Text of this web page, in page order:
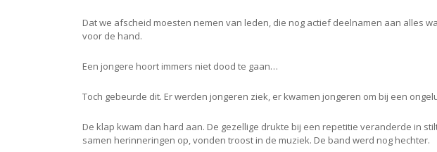
Dat we afscheid moesten nemen van leden, die nog actief deelnamen aan alles
voor de hand.
Een jongere hoort immers niet dood te gaan…
Toch gebeurde dit. Er werden jongeren ziek, er kwamen jongeren om bij een
De klap kwam dan hard aan. De gezellige drukte bij een repetitie veranderde in
samen herinneringen op, vonden troost in de muziek. De band werd nog hechter.